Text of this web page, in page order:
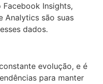
Insights,
Analytics são suas
dados.
evolução, e é
para manter